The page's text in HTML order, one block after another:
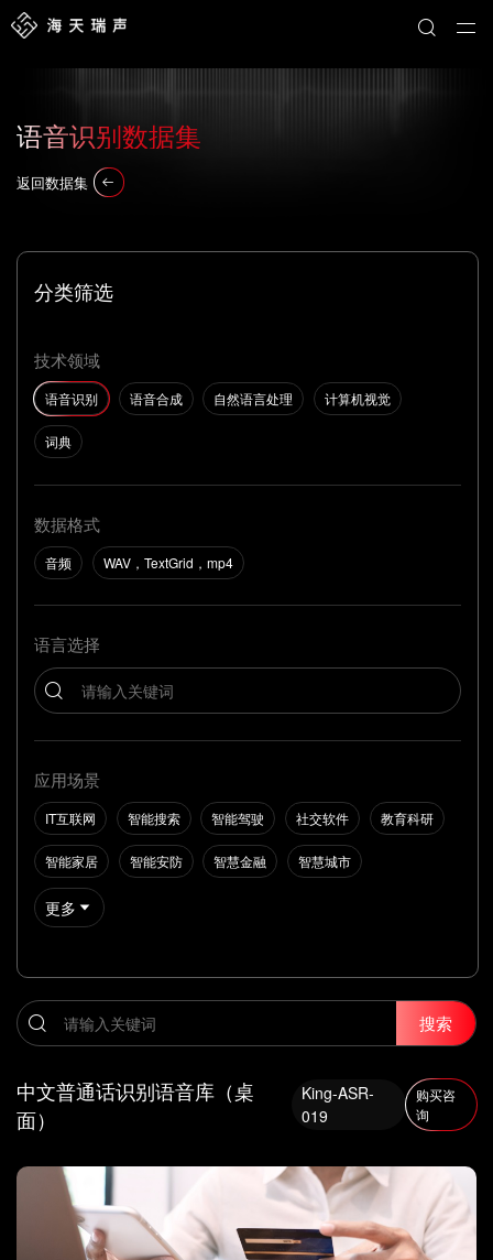
语音识别数据集
返回数据集
分类筛选
技术领域
语音识别 语音合成 自然语言处理 计算机视觉
词典
数据格式
音频 WAV，TextGrid，mp4
语言选择
应用场景
IT互联网 智能搜索 智能驾驶 社交软件 教育科研
智能家居 智能安防 智慧金融 智慧城市
更多
搜索
中文普通话识别语音库（桌
面）
King-ASR-
019
购买咨
询